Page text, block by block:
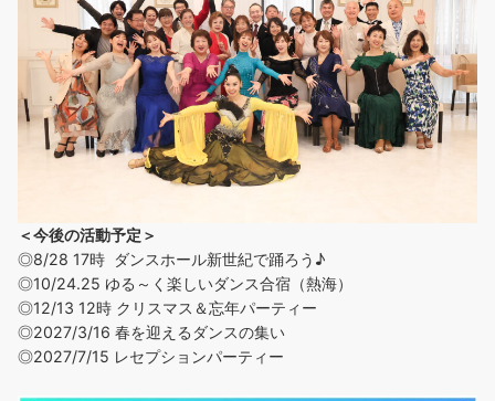
＜今後の活動予定＞
◎8/28 17時 ダンスホール新世紀で踊ろう♪
◎10/24.25 ゆる～く楽しいダンス合宿（熱海）
◎12/13 12時 クリスマス＆忘年パーティー
◎2027/3/16 春を迎えるダンスの集い
◎2027/7/15 レセプションパーティー